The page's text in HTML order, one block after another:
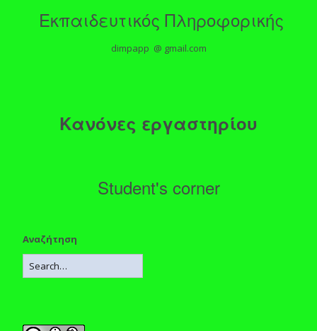
Εκπαιδευτικός Πληροφορικής
dimpapp @ gmail.com
Κανόνες εργαστηρίου
Student's corner
Αναζήτηση